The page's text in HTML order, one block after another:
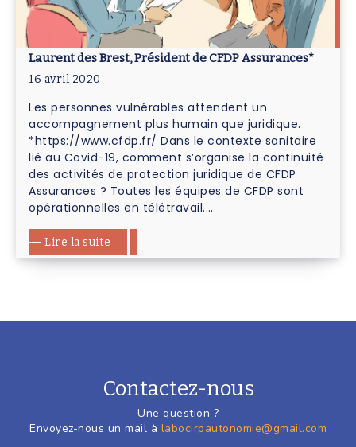
Laurent des Brest, Président de CFDP Assurances*
16 avril 2020
Les personnes vulnérables attendent un
accompagnement plus humain que juridique.
*https://www.cfdp.fr/ Dans le contexte sanitaire
lié au Covid-19, comment s’organise la continuité
des activités de protection juridique de CFDP
Assurances ? Toutes les équipes de CFDP sont
opérationnelles en télétravail.…
Lire la suite
Contactez-nous
Une question ?
Envoyez-nous un mail à labocirpautonomie@gmail.com